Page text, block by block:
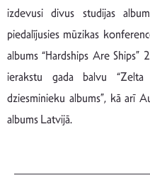
izdevusi divus studijas
piedalījusies mūzikas
albums “Hardships Are Ships”
ierakstu gada balvu “Zelta
dziesminieku albums”, kā arī
albums Latvijā.